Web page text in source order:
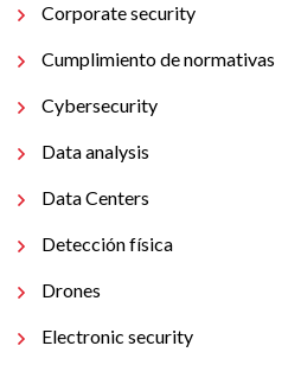
Corporate security
Cumplimiento de normativas
Cybersecurity
Data analysis
Data Centers
Detección física
Drones
Electronic security